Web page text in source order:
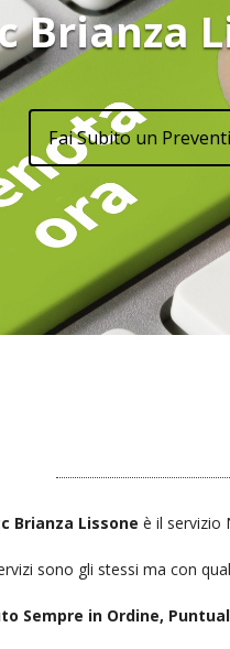
Brianza
Fai Subito un
Brianza Lissoneè il servizio
sono gli stessi ma con
Sempre in Ordine,